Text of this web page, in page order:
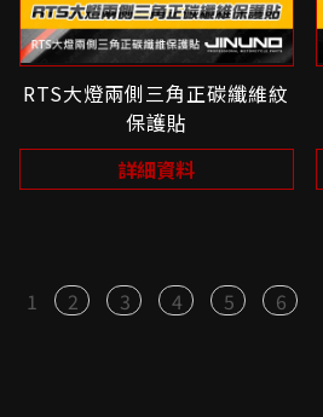
RTS大燈兩側三角正碳纖維紋
保護貼
詳細資料
1 2 3 4 5 6